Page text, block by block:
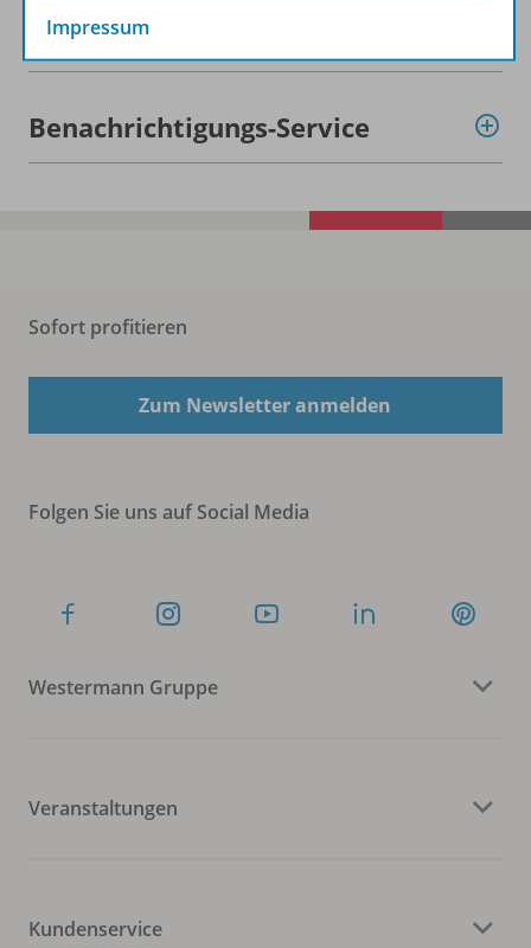
Demoversion
Benachrichtigungs-Service
Sofort profitieren
Zum Newsletter anmelden
Folgen Sie uns auf Social Media
Westermann Gruppe
Veranstaltungen
Kundenservice
Impressum